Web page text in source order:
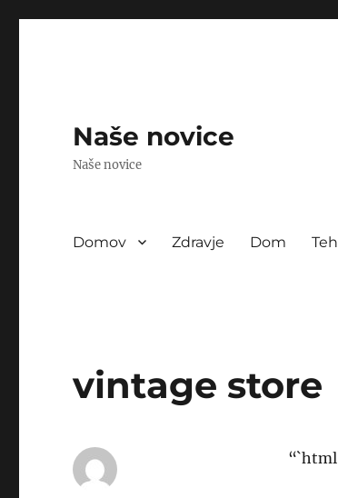
Naše novice
Naše novice
Domov Zdravje Dom
vintage store
“`html